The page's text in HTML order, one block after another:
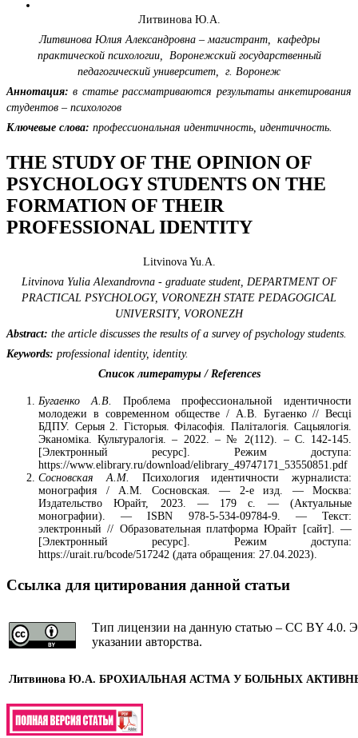
Литвинова Ю.А.
Литвинова Юлия Александровна –магистрант, кафедры
практической психологии, Воронежский государственный
педагогический университет, г. Воронеж
Аннотация: в статье рассматриваются результаты анкетирования
студентов – психологов
Ключевые слова: профессиональная идентичность, идентичность.
THE STUDY OF THE OPINION OF
PSYCHOLOGY STUDENTS ON THE
FORMATION OF THEIR
PROFESSIONAL IDENTITY
Litvinova Yu.A.
Litvinova Yulia Alexandrovna - graduate student, DEPARTMENT OF
PRACTICAL PSYCHOLOGY, VORONEZH STATE PEDAGOGICAL
UNIVERSITY, VORONEZH
Abstract: the article discusses the results of a survey of psychology students.
Keywords: professional identity, identity.
Список литературы / References
Бугаенко А.В. Проблема профессиональной идентичности
молодежи в современном обществе / А.В. Бугаенко // Весці
БДПУ. Серыя 2. Гісторыя. Філасофія. Паліталогія. Сацыялогія.
Эканоміка. Культуралогія. – 2022. – № 2(112). – С. 142-145.
[Электронный ресурс]. Режим доступа:
https://www.elibrary.ru/download/elibrary_49747171_53550851.pdf
Сосновская А.М.
Психология идентичности журналиста:
монография / А.М. Сосновская. — 2-е изд. — Москва:
Издательство Юрайт, 2023. — 179 с. — (Актуальные
монографии). — ISBN 978-5-534-09784-9. — Текст:
электронный // Образовательная платформа Юрайт [сайт]. —
[Электронный ресурс]. Режим доступа:
https://urait.ru/bcode/517242 (дата обращения: 27.04.2023).
Ссылка для цитирования данной статьи
Тип лицензии на данную статью – CC BY 4.0.
указании авторства.
Литвинова Ю.А. БРОХИАЛЬНАЯ АСТМА У БОЛЬНЫХ